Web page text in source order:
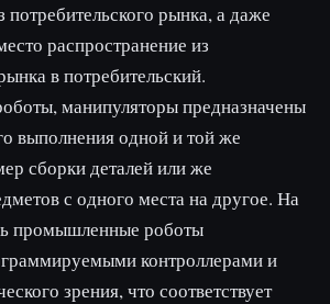
потребительского рынка, а даже
распространение из
в потребительский.
манипуляторы предназначены
выполнения одной и той же
сборки деталей или же
с одного места на другое. На
промышленные роботы
контроллерами и
зрения, что соответствует